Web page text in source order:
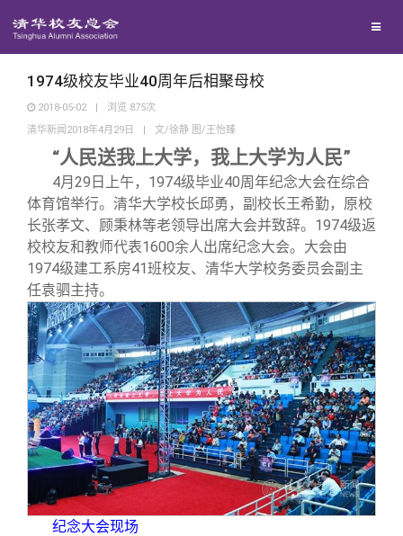
地区联络
年级联络
院系校友工作
专业委员会
西南联大校友会
回馈母校
捐赠项目
捐赠新闻
捐赠纪事
义工计划
媒体平台
《清华校友通讯》
《水木清华》
新媒体平台
百年清华
清华人物
青春风采
校友文苑
校友讲坛
校友视界
校友服务
信息化服务
三创大赛
实用信息
总会简介
会长致辞
总会章程
理事会名单
关闭
1974级校友毕业40周年后相聚母校
2018-05-02 | 浏览 875次
清华新闻2018年4月29日
| 文/徐静 图/王怡臻
“人民送我上大学，我上大学为人民”
4月29日上午，1974级毕业40周年纪念大会在综合
体育馆举行。清华大学校长邱勇，副校长王希勤，原校
长张孝文、顾秉林等老领导出席大会并致辞。1974级返
校校友和教师代表1600余人出席纪念大会。大会由
1974级建工系房41班校友、清华大学校务委员会副主
任袁驷主持。
纪念大会现场